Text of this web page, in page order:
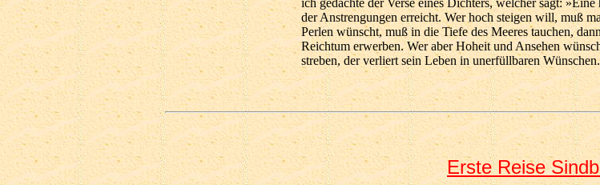
ich gedachte der Verse eines Dichters, welcher sagt:
der Anstrengungen erreicht. Wer hoch steigen will, muß
Perlen wünscht, muß in die Tiefe des Meeres tauchen,
Reichtum erwerben. Wer aber Hoheit und Ansehen
streben, der verliert sein Leben in unerfüllbaren
Erste Reise